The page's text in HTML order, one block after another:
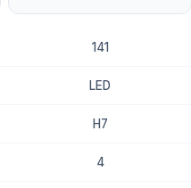
141
LED
H7
4